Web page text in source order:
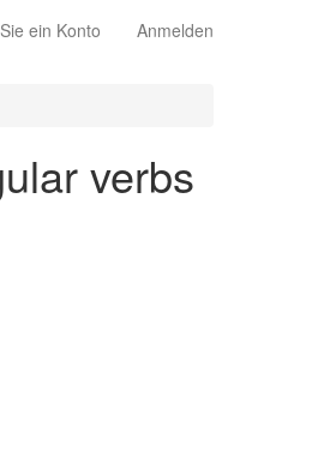
ein Konto Anmelden
verbs